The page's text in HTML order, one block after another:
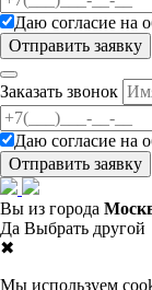
Даю согласие на
Заказать звонок
Даю согласие на
Вы из города
Да Выбрать другой
✖
Мы используем